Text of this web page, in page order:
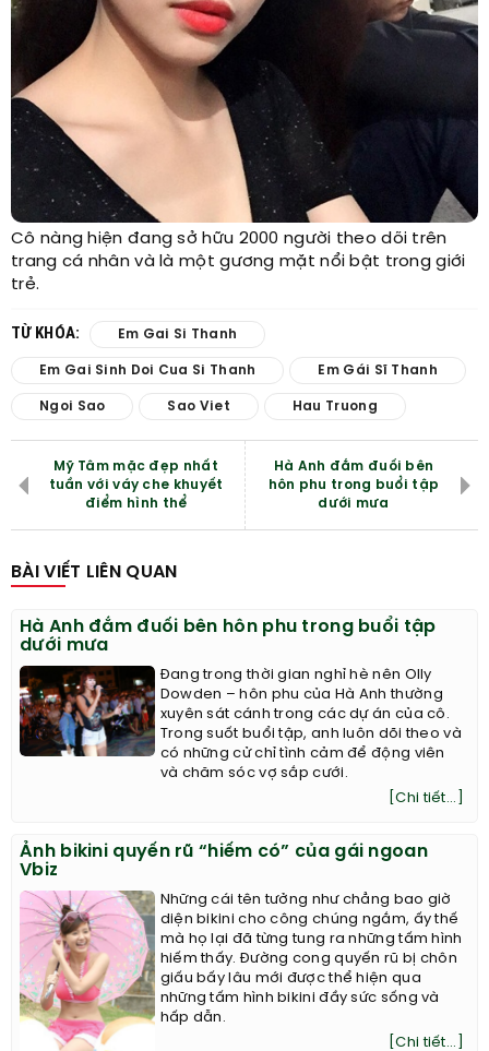
Cô nàng hiện đang sở hữu 2000 người theo dõi trên
trang cá nhân và là một gương mặt nổi bật trong giới
trẻ.
TỪ KHÓA: Em Gai Si Thanh
Em Gai Sinh Doi Cua Si Thanh Em Gái Sĩ Thanh
Ngoi Sao Sao Viet Hau Truong
Mỹ Tâm mặc đẹp nhất
tuần với váy che khuyết
điểm hình thể
Hà Anh đắm đuối bên
hôn phu trong buổi tập
dưới mưa
BÀI VIẾT LIÊN QUAN
Hà Anh đắm đuối bên hôn phu trong buổi tập
dưới mưa
Đang trong thời gian nghỉ hè nên Olly
Dowden – hôn phu của Hà Anh thường
xuyên sát cánh trong các dự án của cô.
Trong suốt buổi tập, anh luôn dõi theo và
có những cử chỉ tình cảm để động viên
và chăm sóc vợ sắp cưới.
[Chi tiết...]
Ảnh bikini quyến rũ “hiếm có” của gái ngoan
Vbiz
Những cái tên tưởng như chẳng bao giờ
diện bikini cho công chúng ngắm, ấy thế
mà họ lại đã từng tung ra những tấm hình
hiếm thấy. Đường cong quyến rũ bị chôn
giấu bấy lâu mới được thể hiện qua
những tấm hình bikini đầy sức sống và
hấp dẫn.
[Chi tiết...]